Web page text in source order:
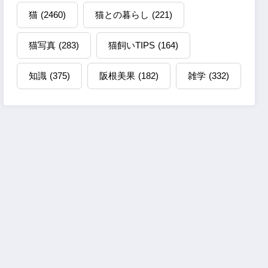
猫 (2460) 猫との暮らし (221)
猫写真 (283) 猫飼いTIPS (164)
知識 (375) 阪根美果 (182) 雑学 (332)